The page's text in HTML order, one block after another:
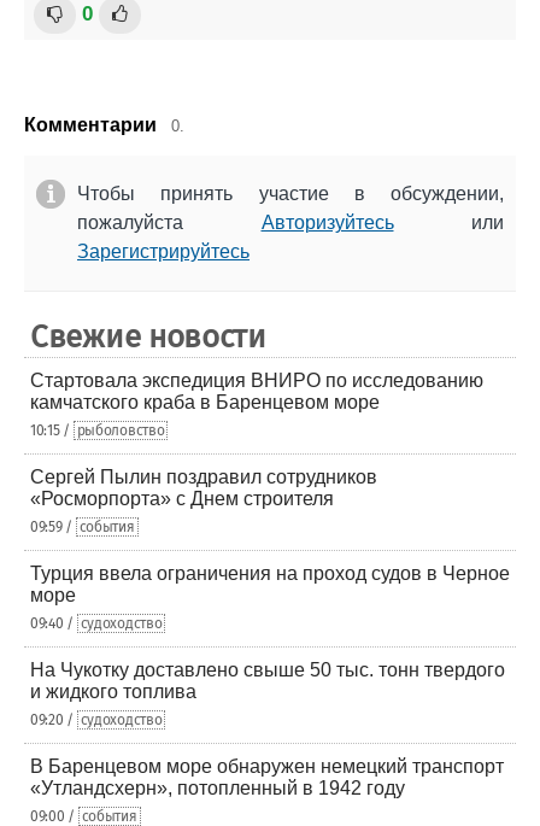
0
Комментарии 0.
Чтобы принять участие в обсуждении,
пожалуйста Авторизуйтесьили
Зарегистрируйтесь
Свежие новости
Стартовала экспедиция ВНИРО по исследованию
камчатского краба в Баренцевом море
10:15 / рыболовство
Сергей Пылин поздравил сотрудников
«Росморпорта» с Днем строителя
09:59 / события
Турция ввела ограничения на проход судов в Черное
море
09:40 / судоходство
На Чукотку доставлено свыше 50 тыс. тонн твердого
и жидкого топлива
09:20 / судоходство
В Баренцевом море обнаружен немецкий транспорт
«Утландсхерн», потопленный в 1942 году
09:00 / события